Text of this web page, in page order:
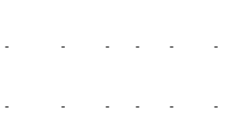
- - - - - -
- - - - - -